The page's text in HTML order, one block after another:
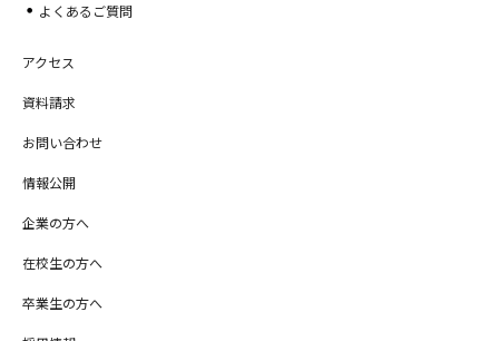
よくあるご質問
アクセス
資料請求
お問い合わせ
情報公開
企業の方へ
在校生の方へ
卒業生の方へ